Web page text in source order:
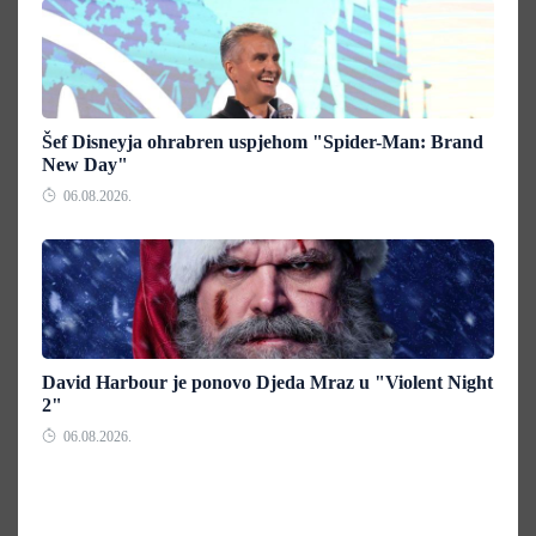
Šef Disneyja ohrabren uspjehom "Spider-Man: Brand
New Day"
06.08.2026.
David Harbour je ponovo Djeda Mraz u "Violent Night
2"
06.08.2026.